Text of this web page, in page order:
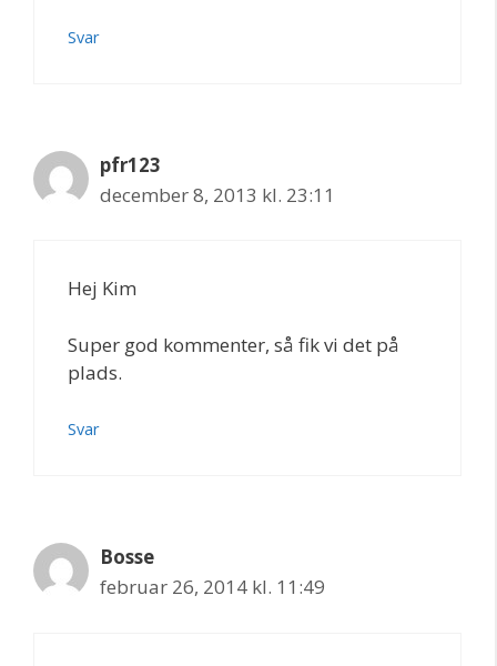
Svar
pfr123
december 8, 2013 kl. 23:11
Hej Kim
Super god kommenter, så fik vi det på
plads.
Svar
Bosse
februar 26, 2014 kl. 11:49